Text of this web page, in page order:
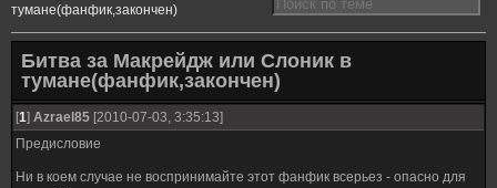
тумане(фанфик,закончен)
Битва за Макрейдж или Слоник в
тумане(фанфик,закончен)
[1] Azrael85 [2010-07-03, 3:35:13]
Предисловие
Ни в коем случае не воспринимайте этот фанфик всерьез - опасно для